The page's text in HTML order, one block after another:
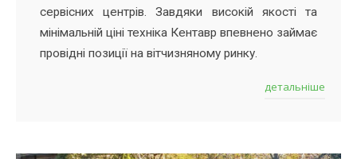
сервісних центрів. Завдяки високій якості та
мінімальній ціні техніка Кентавр впевнено займає
провідні позиції на вітчизняному ринку.
детальніше